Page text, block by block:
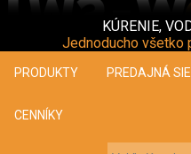
KÚRENIE,
Jednoducho všetko
PRODUKTY PREDAJNÁ
CENNÍKY